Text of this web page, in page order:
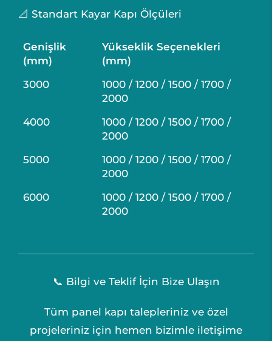
📐 Standart Kayar Kapı Ölçüleri
Genişlik
(mm)
Yükseklik Seçenekleri
(mm)
3000
1000 / 1200 / 1500 / 1700 /
2000
4000
1000 / 1200 / 1500 / 1700 /
2000
5000
1000 / 1200 / 1500 / 1700 /
2000
6000
1000 / 1200 / 1500 / 1700 /
2000
📞 Bilgi ve Teklif İçin Bize Ulaşın
Tüm panel kapı talepleriniz ve özel
projeleriniz için hemen bizimle iletişime